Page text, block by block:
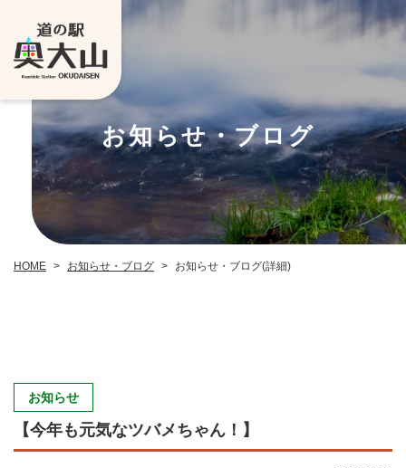
お知らせ・ブログ
HOME > お知らせ・ブログ > お知らせ・ブログ(詳細)
お知らせ
【今年も元気なツバメちゃん！】